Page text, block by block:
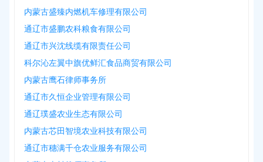
内蒙古盛臻内燃机车修理有限公司
通辽市盛鹏农科粮食有限公司
通辽市兴沈线缆有限责任公司
科尔沁左翼中旗优鲜汇食品商贸有限公司
内蒙古鹰石律师事务所
通辽市久恒企业管理有限公司
通辽璞盛农业生态有限公司
内蒙古芯田智境农业科技有限公司
通辽市穗满千仓农业服务有限公司